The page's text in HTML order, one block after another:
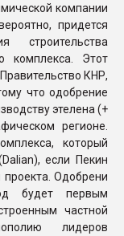
компании
придется
комплекса. Этот
КНР,
что одобрение
этелена (+
регионе.
который
если Пекин
Одобрени
будет первым
частной
лидеров